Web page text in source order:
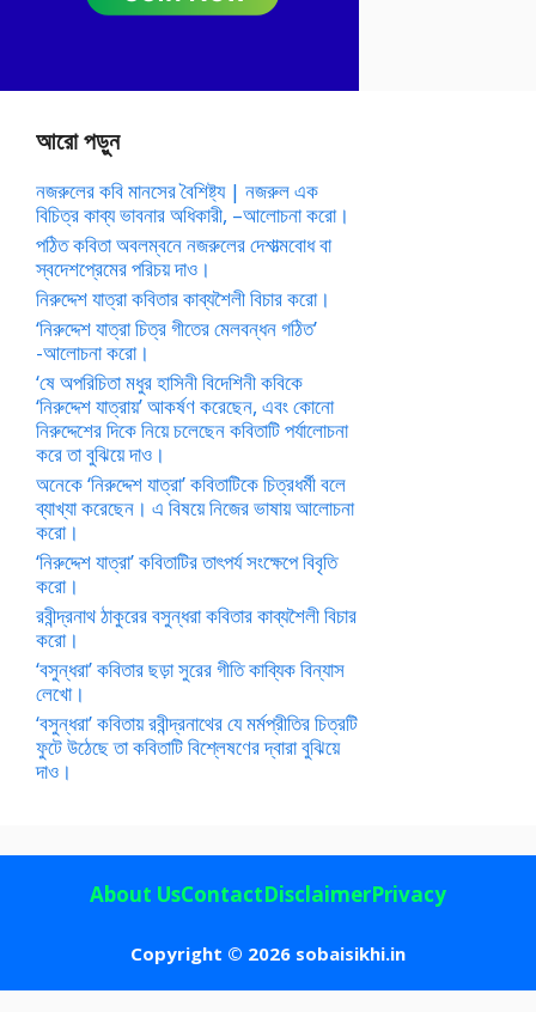
আরো পড়ুন
নজরুলের কবি মানসের বৈশিষ্ট্য | নজরুল এক
বিচিত্র কাব্য ভাবনার অধিকারী, –আলোচনা করো।
পঠিত কবিতা অবলম্বনে নজরুলের দেশাত্মবোধ বা
স্বদেশপ্রেমের পরিচয় দাও।
নিরুদ্দেশ যাত্রা কবিতার কাব্যশৈলী বিচার করো।
‘নিরুদ্দেশ যাত্রা চিত্র গীতের মেলবন্ধন গঠিত’
-আলোচনা করো।
‘ষে অপরিচিতা মধুর হাসিনী বিদেশিনী কবিকে
‘নিরুদ্দেশ যাত্রায়’ আকর্ষণ করেছেন, এবং কোনো
নিরুদ্দেশের দিকে নিয়ে চলেছেন কবিতাটি পর্যালোচনা
করে তা বুঝিয়ে দাও।
অনেকে ‘নিরুদ্দেশ যাত্রা’ কবিতাটিকে চিত্রধর্মী বলে
ব্যাখ্যা করেছেন। এ বিষয়ে নিজের ভাষায় আলোচনা
করো।
‘নিরুদ্দেশ যাত্রা’ কবিতাটির তাৎপর্য সংক্ষেপে বিবৃতি
করো।
রবীন্দ্রনাথ ঠাকুরের বসুন্ধরা কবিতার কাব্যশৈলী বিচার
করো।
‘বসুন্ধরা’ কবিতার ছড়া সুরের গীতি কাব্যিক বিন্যাস
লেখো।
‘বসুন্ধরা’ কবিতায় রবীন্দ্রনাথের যে মর্মপ্রীতির চিত্রটি
ফুটে উঠেছে তা কবিতাটি বিশ্লেষণের দ্বারা বুঝিয়ে
দাও।
Copyright © 2026 sobaisikhi.in
About UsContactDisclaimerPrivacy